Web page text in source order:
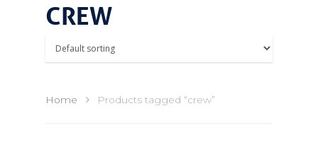
Hit enter to search or ESC to close
CREW
Home Products tagged “crew”